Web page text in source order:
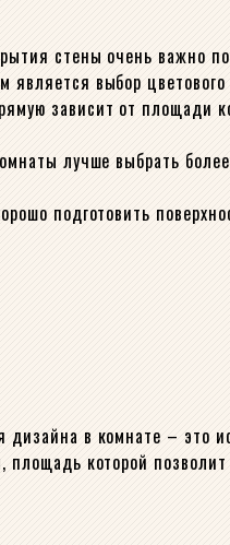
стены очень важно
является выбор
зависит от площади
лучше выбрать
подготовить
в комнате – это
которой